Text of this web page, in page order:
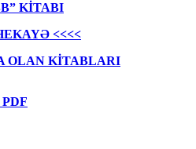
KİTABI
<<<<
OLAN KİTABLARI